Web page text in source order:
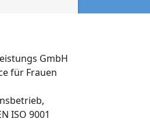
und sozial
GmbH
für Frauen
ISO 9001